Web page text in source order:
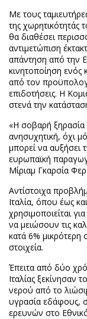
Με τους
της χωρητικότητάς
θα διαθέσει
αντιμετώπιση
απάντηση από την
κινητοποίηση
από τον
επιδοτήσεις. Η
στενά την
«Η σοβαρή ξηρασία
ανησυχητική, όχι
μπορεί να αυξήσει
ευρωπαϊκή
Μίριαμ Γκαρσία
Αντίστοιχα
Ιταλία, όπου έως
χρησιμοποιείται
να μειώσουν τις
κατά 6%
στοιχεία.
Έπειτα από δύο
Ιταλίας ξεκίνησαν
νερού από το
υγρασία εδάφους,
ερευνών στο